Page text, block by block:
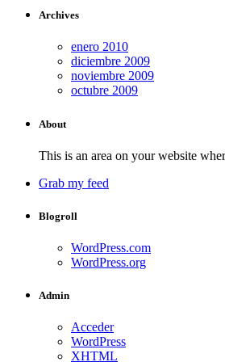
Archives
enero 2010
diciembre 2009
noviembre 2009
octubre 2009
About
This is an area on your website
Grab my feed
Blogroll
WordPress.com
WordPress.org
Admin
Acceder
WordPress
XHTML